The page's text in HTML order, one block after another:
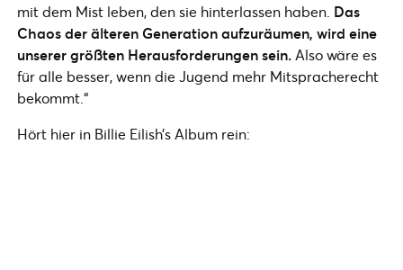
mit dem Mist leben, den sie hinterlassen haben. Das
Chaos der älteren Generation aufzuräumen, wird eine
unserer größten Herausforderungen sein. Also wäre es
für alle besser, wenn die Jugend mehr Mitspracherecht
bekommt.“
Hört hier in Billie Eilish’s Album rein: